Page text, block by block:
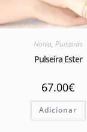
Noiva, Pulseiras
Pulseira Ester
67.00€
Adicionar